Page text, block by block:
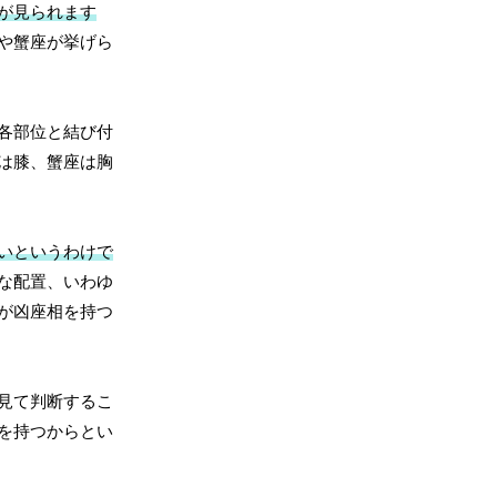
見られます
蟹座が挙げら
部位と結び付
膝、蟹座は胸
というわけで
配置、いわゆ
凶座相を持つ
て判断するこ
持つからとい